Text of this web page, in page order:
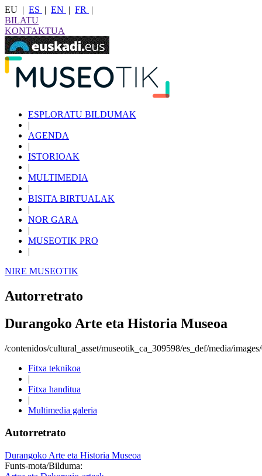
EU | ES | EN | FR
|
BILATU
KONTAKTUA
ESPLORATU BILDUMAK
|
AGENDA
|
ISTORIOAK
|
MULTIMEDIA
|
BISITA BIRTUALAK
|
NOR GARA
|
MUSEOTIK PRO
|
NIRE MUSEOTIK
Autorretrato
Durangoko Arte eta Historia Museoa
/contenidos/cultural_asset/museotik_ca_309598/es_def/media/
Fitxa teknikoa
|
Fitxa handitua
|
Multimedia galeria
Autorretrato
Durangoko Arte eta Historia Museoa
Funts-mota/Bilduma: